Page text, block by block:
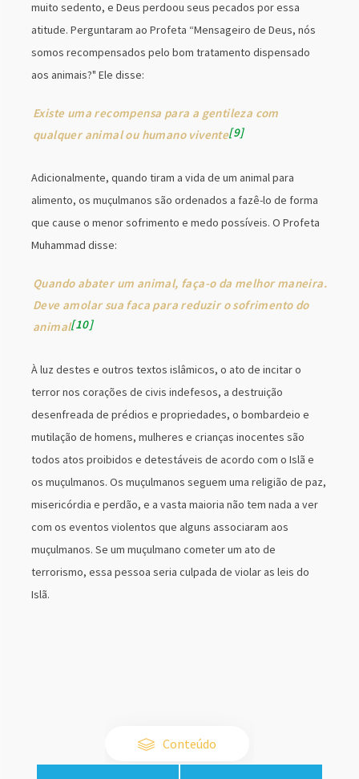
muito sedento, e Deus perdoou seus pecados por essa
atitude. Perguntaram ao Profeta “Mensageiro de Deus, nós
somos recompensados pelo bom tratamento dispensado
aos animais?" Ele disse:
Existe uma recompensa para a gentileza com
qualquer animal ou humano vivente 9
Adicionalmente, quando tiram a vida de um animal para
alimento, os muçulmanos são ordenados a fazê-lo de forma
que cause o menor sofrimento e medo possíveis. O Profeta
Muhammad disse:
Quando abater um animal, faça-o da melhor maneira.
Deve amolar sua faca para reduzir o sofrimento do
animal 10
À luz destes e outros textos islâmicos, o ato de incitar o
terror nos corações de civis indefesos, a destruição
desenfreada de prédios e propriedades, o bombardeio e
mutilação de homens, mulheres e crianças inocentes são
todos atos proibidos e detestáveis de acordo com o Islã e
os muçulmanos. Os muçulmanos seguem uma religião de paz,
misericórdia e perdão, e a vasta maioria não tem nada a ver
com os eventos violentos que alguns associaram aos
muçulmanos. Se um muçulmano cometer um ato de
terrorismo, essa pessoa seria culpada de violar as leis do
Islã.
Conteúdo